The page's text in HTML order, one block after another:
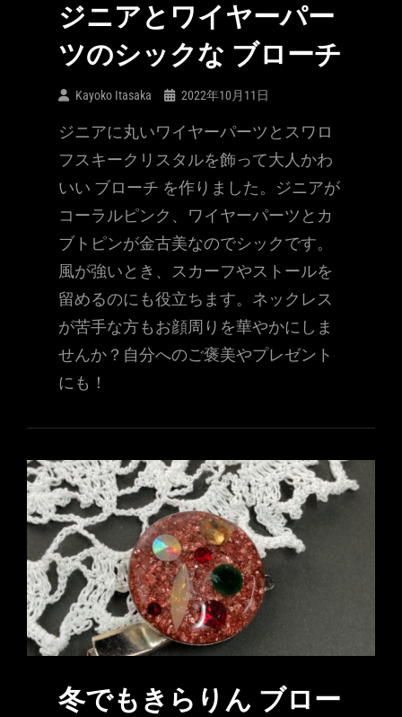
ジニアとワイヤーパー
ツのシックな ブローチ
Kayoko Itasaka 2022年10月11日
ジニアに丸いワイヤーパーツとスワロ
フスキークリスタルを飾って大人かわ
いい ブローチ を作りました。ジニアが
コーラルピンク、ワイヤーパーツとカ
ブトピンが金古美なのでシックです。
風が強いとき、スカーフやストールを
留めるのにも役立ちます。ネックレス
が苦手な方もお顔周りを華やかにしま
せんか？自分へのご褒美やプレゼント
にも！
冬でもきらりん ブロー